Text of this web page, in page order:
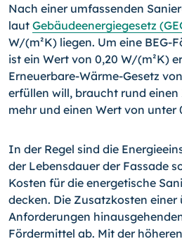
Nach einer umfassenden
laut Gebäudeenergiegesetz
W/(m²K) liegen. Um eine BEG-
ist ein Wert von 0,20 W/(m²K)
Erneuerbare-Wärme-Gesetz
erfüllen will, braucht rund
mehr und einen Wert von unter
In der Regel sind die
der Lebensdauer der Fassade
Kosten für die energetische
decken. Die Zusatzkosten einer
Anforderungen
Fördermittel ab. Mit der